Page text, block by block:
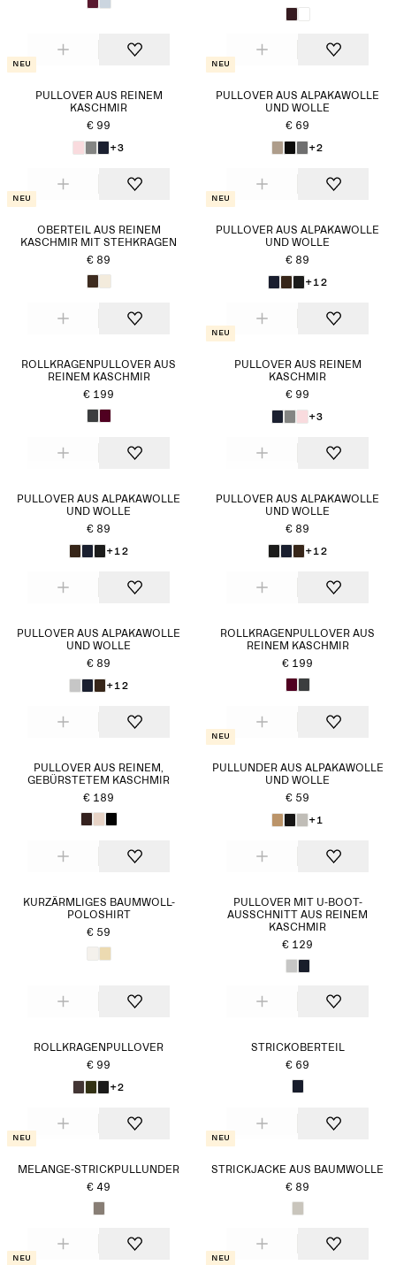
Neu
PULLOVER AUS REINEM
KASCHMIR
€ 99
+3
Neu
PULLOVER AUS ALPAKAWOLLE
UND WOLLE
€ 69
+2
Neu
OBERTEIL AUS REINEM
KASCHMIR MIT STEHKRAGEN
€ 89
Neu
PULLOVER AUS ALPAKAWOLLE
UND WOLLE
€ 89
+12
ROLLKRAGENPULLOVER AUS
REINEM KASCHMIR
€ 199
Neu
PULLOVER AUS REINEM
KASCHMIR
€ 99
+3
PULLOVER AUS ALPAKAWOLLE
UND WOLLE
€ 89
+12
PULLOVER AUS ALPAKAWOLLE
UND WOLLE
€ 89
+12
PULLOVER AUS ALPAKAWOLLE
UND WOLLE
€ 89
+12
ROLLKRAGENPULLOVER AUS
REINEM KASCHMIR
€ 199
PULLOVER AUS REINEM,
GEBÜRSTETEM KASCHMIR​
€ 189
Neu
PULLUNDER AUS ALPAKAWOLLE
UND WOLLE
€ 59
+1
KURZÄRMLIGES BAUMWOLL-
POLOSHIRT
€ 59
PULLOVER MIT U-BOOT-
AUSSCHNITT AUS REINEM
KASCHMIR
€ 129
ROLLKRAGENPULLOVER
€ 99
+2
STRICKOBERTEIL
€ 69
Neu
MELANGE-STRICKPULLUNDER
€ 49
Neu
STRICKJACKE AUS BAUMWOLLE
€ 89
Neu Neu